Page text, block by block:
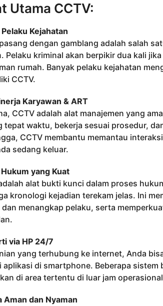
Utama CCTV:
Kejahatan
dengan gamblang adalah salah
Pelaku kriminal akan berpikir dua kali
rumah. Banyak pelaku kejahatan
CCTV.
Karyawan & ART
CCTV adalah alat manajemen yang
tepat waktu, bekerja sesuai prosedur,
CCTV membantu memantau
sedang keluar.
yang Kuat
alat bukti kunci dalam proses
kronologi kejadian terekam jelas. Ini
menangkap pelaku, serta
via HP 24/7
yang terhubung ke internet, Anda
aplikasi di smartphone. Beberapa
di area tertentu di luar jam
Aman dan Nyaman